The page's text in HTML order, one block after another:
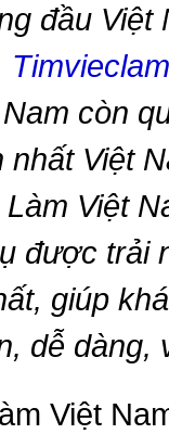
đầu Việt
còn
Việt
Làm Việt
được trải
giúp
dễ dàng,
Việt